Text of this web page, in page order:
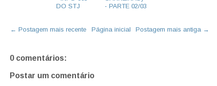
DO STJ
- PARTE 02/03
← Postagem mais recente Postagem mais antiga →
Página inicial
0 comentários:
Postar um comentário